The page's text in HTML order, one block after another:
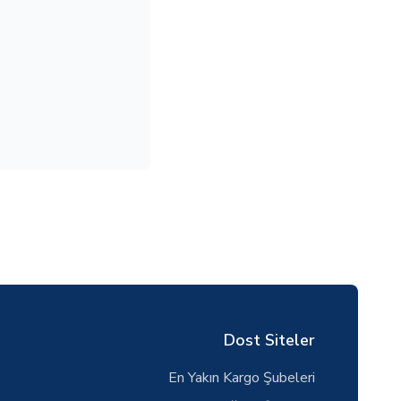
Dost Siteler
En Yakın Kargo Şubeleri